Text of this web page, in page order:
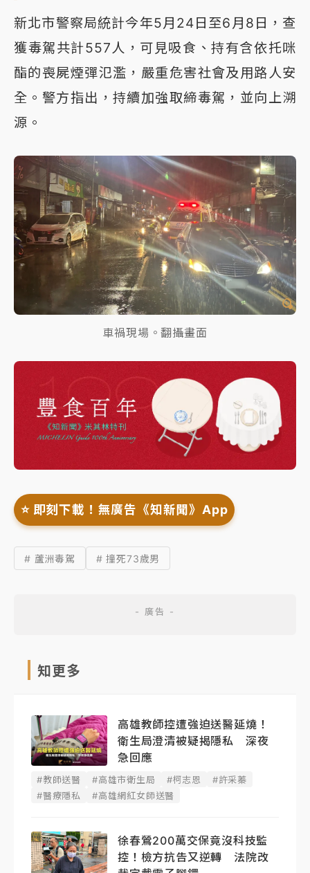
新北市警察局統計今年5月24日至6月8日，查
獲毒駕共計557人，可見吸食、持有含依托咪
酯的喪屍煙彈氾濫，嚴重危害社會及用路人安
全。警方指出，持續加強取締毒駕，並向上溯
源。
車禍現場。翻攝畫面
⭐️ 即刻下載！無廣告《知新聞》App
# 蘆洲毒駕 # 撞死73歲男
知更多
高雄教師控遭強迫送醫延燒！
衛生局澄清被疑揭隱私 深夜
急回應
#教師送醫 #高雄市衛生局 #柯志恩
#許采蓁
#醫療隱私
#高雄網紅女師送醫
徐春鶯200萬交保竟沒科技監
控！檢方抗告又逆轉 法院改